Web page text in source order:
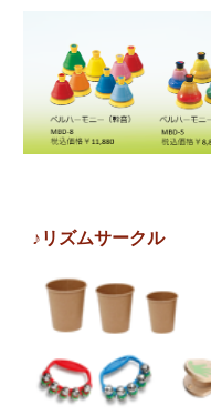
♪リズムサークル